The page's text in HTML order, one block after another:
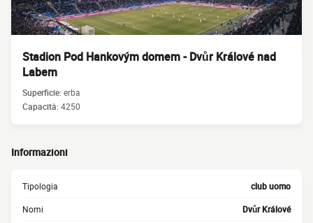
Stadion Pod Hankovým domem - Dvůr Králové nad
Labem
Superficie:erba
Capacità:4250
Informazioni
Tipologia club uomo
Nomi Dvůr Králové